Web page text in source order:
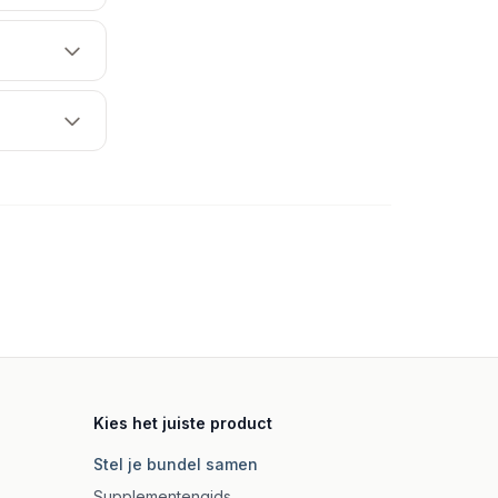
Kies het juiste product
Stel je bundel samen